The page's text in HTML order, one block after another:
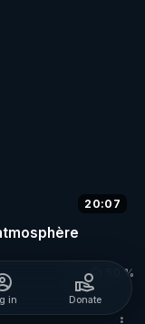
20:07
50 %
in Donate